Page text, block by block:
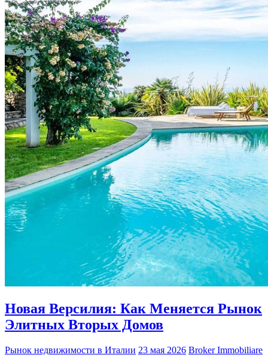
Новая Версилия: Как Меняется Рынок
Элитных Вторых Домов
Рынок недвижимости в Италии 23 мая 2026 Broker Immobiliare